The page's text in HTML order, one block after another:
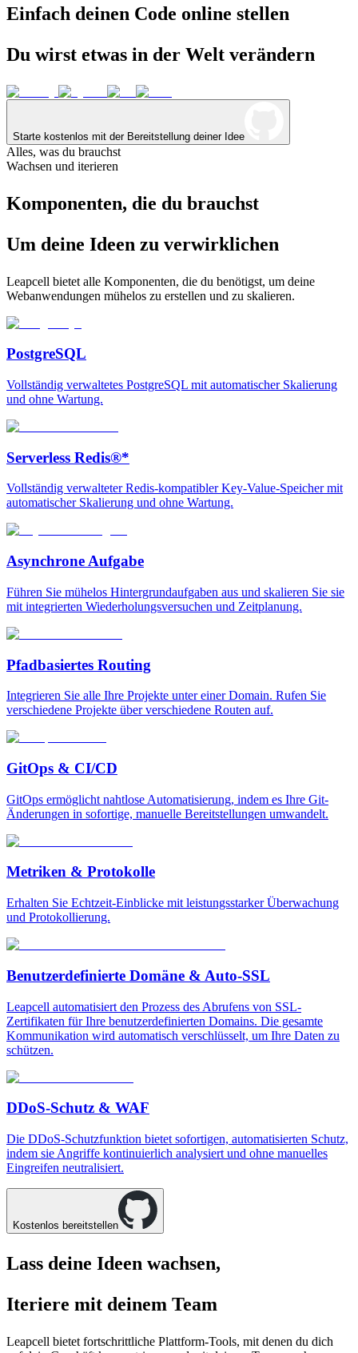
Einfach deinen Code online stellen
Du wirst etwas in der Welt verändern
Starte kostenlos mit der Bereitstellung deiner Idee
Alles, was du brauchst
Wachsen und iterieren
Komponenten, die du brauchst
Um deine Ideen zu verwirklichen
Leapcell bietet alle Komponenten, die du benötigst, um deine
Webanwendungen mühelos zu erstellen und zu skalieren.
PostgreSQL
Vollständig verwaltetes PostgreSQL mit automatischer Skalierung
und ohne Wartung.
Serverless Redis®*
Vollständig verwalteter Redis-kompatibler Key-Value-Speicher mit
automatischer Skalierung und ohne Wartung.
Asynchrone Aufgabe
Führen Sie mühelos Hintergrundaufgaben aus und skalieren Sie sie
mit integrierten Wiederholungsversuchen und Zeitplanung.
Pfadbasiertes Routing
Integrieren Sie alle Ihre Projekte unter einer Domain. Rufen Sie
verschiedene Projekte über verschiedene Routen auf.
GitOps & CI/CD
GitOps ermöglicht nahtlose Automatisierung, indem es Ihre Git-
Änderungen in sofortige, manuelle Bereitstellungen umwandelt.
Metriken & Protokolle
Erhalten Sie Echtzeit-Einblicke mit leistungsstarker Überwachung
und Protokollierung.
Benutzerdefinierte Domäne & Auto-SSL
Leapcell automatisiert den Prozess des Abrufens von SSL-
Zertifikaten für Ihre benutzerdefinierten Domains. Die gesamte
Kommunikation wird automatisch verschlüsselt, um Ihre Daten zu
schützen.
DDoS-Schutz & WAF
Die DDoS-Schutzfunktion bietet sofortigen, automatisierten Schutz,
indem sie Angriffe kontinuierlich analysiert und ohne manuelles
Eingreifen neutralisiert.
Kostenlos bereitstellen
Lass deine Ideen wachsen,
Iteriere mit deinem Team
Leapcell bietet fortschrittliche Plattform-Tools, mit denen du dich